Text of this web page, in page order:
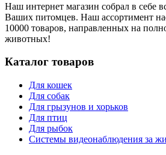
Наш интернет магазин собрал в себе
Ваших питомцев. Наш ассортимент
10000 товаров, направленных на
животных!
Каталог товаров
Для кошек
Для собак
Для грызунов и хорьков
Для птиц
Для рыбок
Cистемы видеонаблюдения за